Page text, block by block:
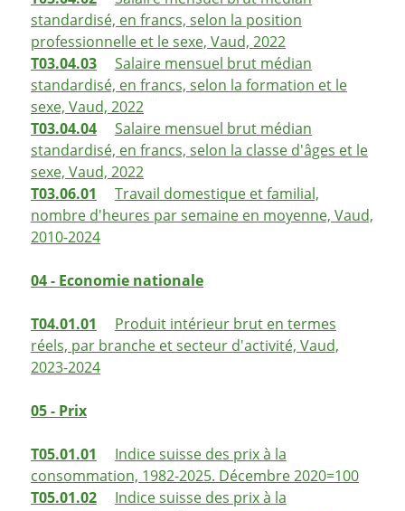
standardisé, en francs, selon la position
professionnelle et le sexe, Vaud, 2022
T03.04.03
Salaire mensuel brut médian
standardisé, en francs, selon la formation et le
sexe, Vaud, 2022
T03.04.04
Salaire mensuel brut médian
standardisé, en francs, selon la classe d'âges et le
sexe, Vaud, 2022
T03.06.01
Travail domestique et familial,
nombre d'heures par semaine en moyenne, Vaud,
2010-2024
04 - Economie nationale
T04.01.01
Produit intérieur brut en termes
réels, par branche et secteur d'activité, Vaud,
2023-2024
05 - Prix
T05.01.01
Indice suisse des prix à la
consommation, 1982-2025. Décembre 2020=100
T05.01.02
Indice suisse des prix à la